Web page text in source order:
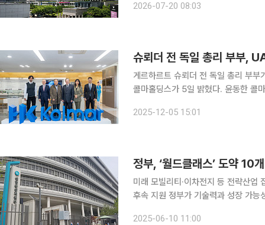
2026-07-20 08:03
슈뢰더 전 독일 총리 부부,
게르하르트 슈뢰더 전 독일 총리 부
콜마홀딩스가 5일 밝혔다. 윤동한 콜마그룹 회장과 슈뢰더 전 총리의 인연으로 성사된 이번 방문은
연이 있다. 슈뢰더 전 총리의 부인인
2025-12-05 15:01
정부, ‘월드클래스’ 도약 10
미래 모빌리티·이차전지 등 전략산
후속 지원 정부가 기술력과 성장 가능성을 갖춘 유망 중견기업 10곳을 ‘월드클래스’ 후보기업으로
2025-06-10 11:00